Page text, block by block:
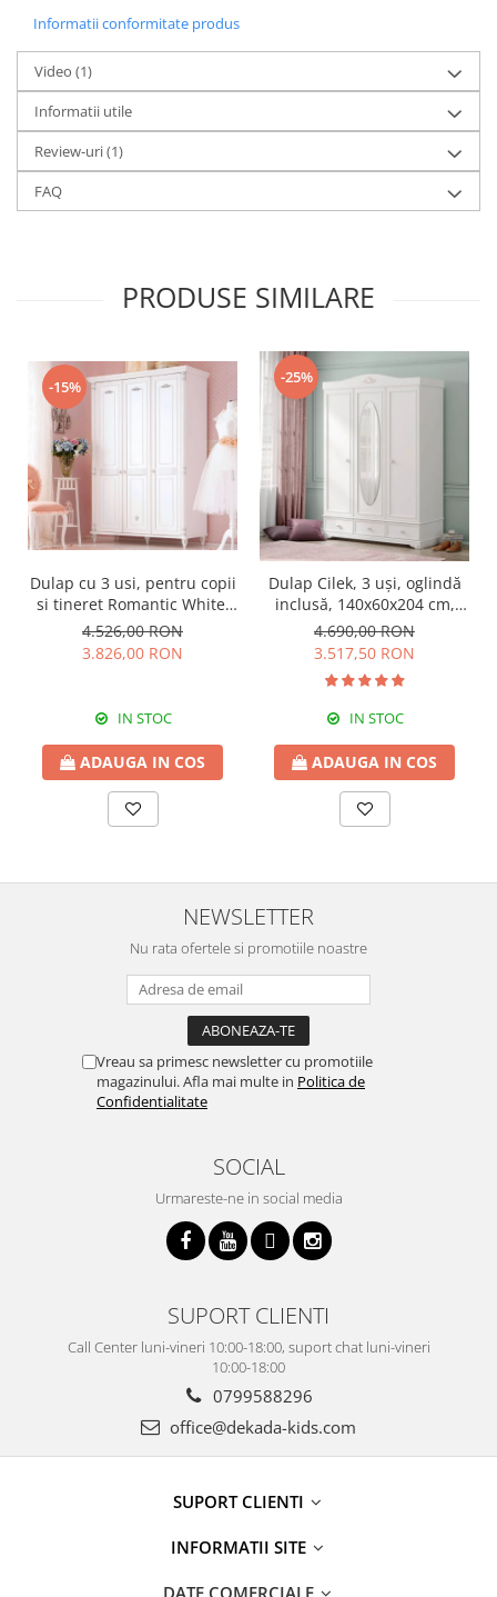
Informatii conformitate produs
Video (1)
Informatii utile
Review-uri(1)
FAQ
PRODUSE SIMILARE
-15%
Dulap cu 3 usi, pentru copii
si tineret Romantic White,
140x58x203 cm
4.526,00 RON
3.826,00 RON
IN STOC
ADAUGA IN COS
-25%
Dulap Cilek, 3 uși, oglindă
inclusă, 140x60x204 cm,
PAL alb, colecția Rustic
White
4.690,00 RON
3.517,50 RON
IN STOC
ADAUGA IN COS
NEWSLETTER
Nu rata ofertele si promotiile noastre
Vreau sa primesc newsletter cu promotiile
magazinului. Afla mai multe in Politica de
Confidentialitate
SOCIAL
Urmareste-ne in social media
SUPORT CLIENTI
Call Center luni-vineri 10:00-18:00, suport chat luni-vineri
10:00-18:00
0799588296
office@dekada-kids.com
SUPORT CLIENTI
INFORMATII SITE
DATE COMERCIALE